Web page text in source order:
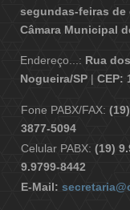
segundas-feiras de
Câmara Municipal
Endereço...: Rua
Nogueira/SP | CEP:
Fone PABX/FAX:
3877-5094
Celular PABX: (19)
9.9799-8442
E-Mail: